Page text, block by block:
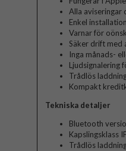
Alla aviseringar
Enkel
Varnar för
Säker drift med
Inga månads-
Ljudsignalering
Trådlös
Kompakt
Tekniska detaljer
Bluetooth
Kapslingsklass
Trådlös